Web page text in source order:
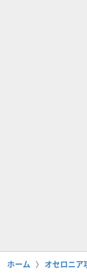
ホーム オセロニ